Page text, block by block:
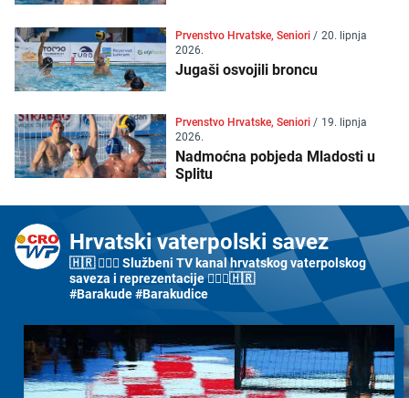
Prvenstvo Hrvatske, Seniori / 20. lipnja
2026.
Jugaši osvojili broncu
Prvenstvo Hrvatske, Seniori / 19. lipnja
2026.
Nadmoćna pobjeda Mladosti u
Splitu
Hrvatski vaterpolski savez
🇭🇷 🤽🏼‍♂️ Službeni TV kanal hrvatskog vaterpolskog
saveza i reprezentacije 🤽🏼‍♀️🇭🇷
#Barakude #Barakudice